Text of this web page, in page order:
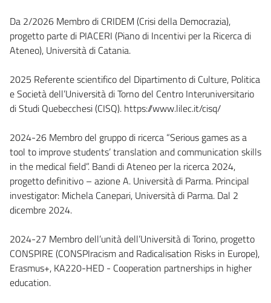
Da 2/2026 Membro di CRIDEM (Crisi della Democrazia),
progetto parte di PIACERI (Piano di Incentivi per la Ricerca di
Ateneo), Università di Catania.
2025 Referente scientifico del Dipartimento di Culture, Politica
e Società dell’Università di Torno del Centro Interuniversitario
di Studi Quebecchesi (CISQ). https://www.lilec.it/cisq/
2024-26 Membro del gruppo di ricerca “Serious games as a
tool to improve students’ translation and communication skills
in the medical field”. Bandi di Ateneo per la ricerca 2024,
progetto definitivo – azione A. Università di Parma. Principal
investigator: Michela Canepari, Università di Parma. Dal 2
dicembre 2024.
2024-27 Membro dell’unità dell’Università di Torino, progetto
CONSPIRE (CONSPIracism and Radicalisation Risks in Europe),
Erasmus+, KA220-HED - Cooperation partnerships in higher
education.